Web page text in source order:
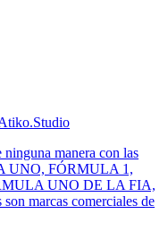
manera con las
UNO, FÓRMULA 1,
UNO DE LA FIA,
marcas comerciales de